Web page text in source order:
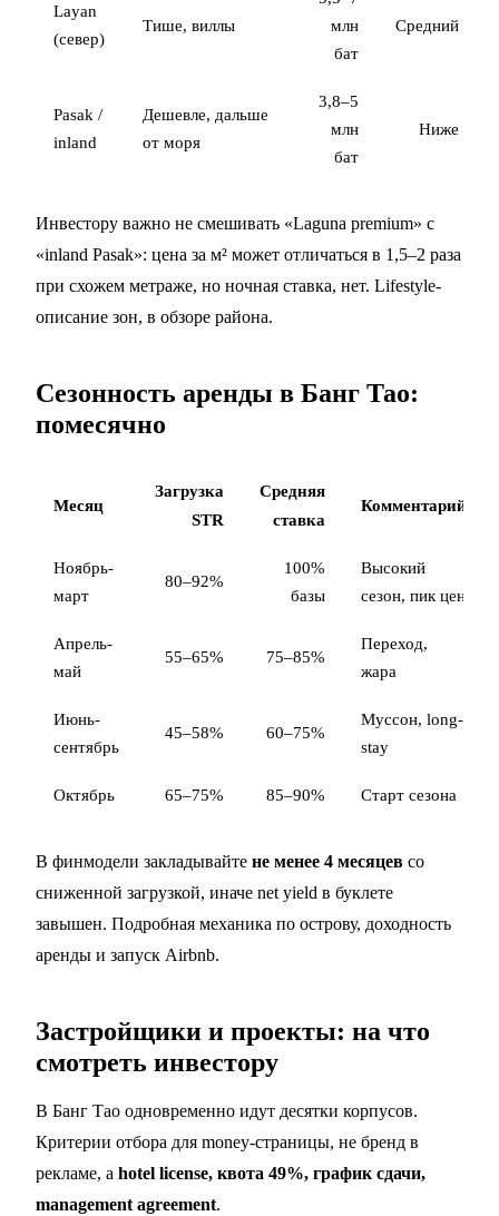
Layan
(север)
Тише, виллы
млн
бат
Средний
Pasak /
inland
Дешевле, дальше
от моря
3,8–5
млн
бат
Ниже
Инвестору важно не смешивать «Laguna premium» с
«inland Pasak»: цена за м² может отличаться в 1,5–2 раза
при схожем метраже, но ночная ставка, нет. Lifestyle-
описание зон, в обзоре района.
Сезонность аренды в Банг Тао:
помесячно
Месяц
Загрузка
STR
Средняя
ставка
Комментарий
Ноябрь-
март
80–92%
100%
базы
Высокий
сезон, пик цен
Апрель-
май
55–65% 75–85%
Переход,
жара
Июнь-
сентябрь
45–58% 60–75%
Муссон, long-
stay
Октябрь 65–75% 85–90% Старт сезона
В финмодели закладывайте не менее 4 месяцев со
сниженной загрузкой, иначе net yield в буклете
завышен. Подробная механика по острову, доходность
аренды и запуск Airbnb.
Застройщики и проекты: на что
смотреть инвестору
В Банг Тао одновременно идут десятки корпусов.
Критерии отбора для money-страницы, не бренд в
рекламе, а hotel license, квота 49%, график сдачи,
management agreement.